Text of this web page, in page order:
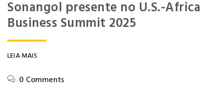
Sonangol presente no U.S.-Africa
Business Summit 2025
LEIA MAIS
0 Comments